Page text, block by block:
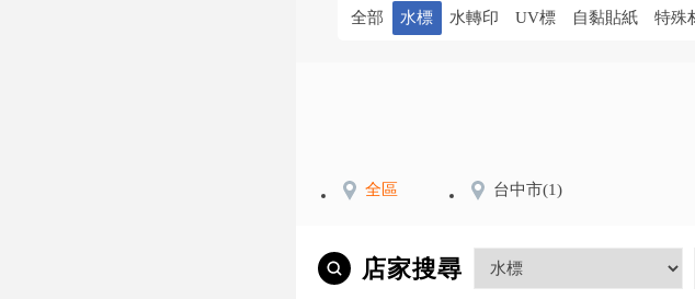
全部 水標 水轉印 UV標 自黏貼紙 特殊
全區 台中市(1)
店家搜尋